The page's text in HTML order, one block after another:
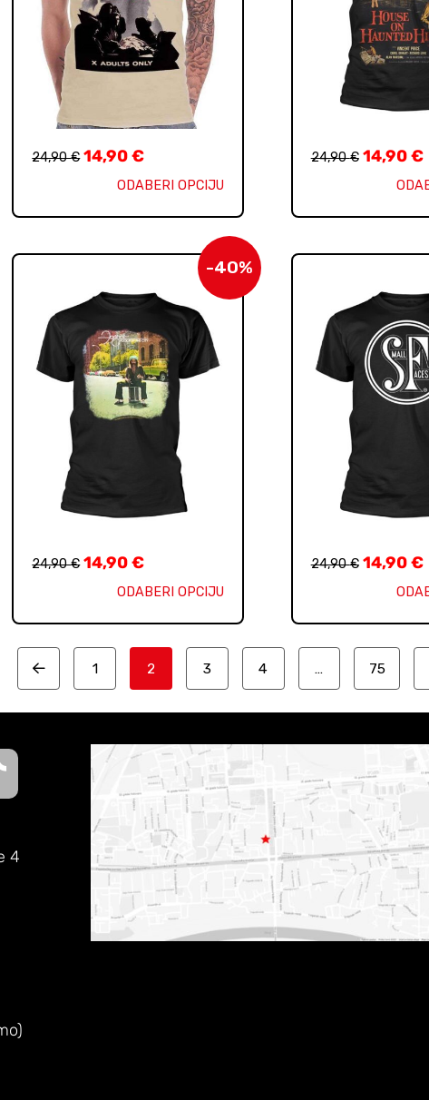
24,90€ 14,90€
ODABERI OPCIJU
24,90€ 14,90€
-40%
24,90€ 14,90€
ODABERI OPCIJU
24,90€ 14,90€
Prev 1 2 3 4 … 75
4